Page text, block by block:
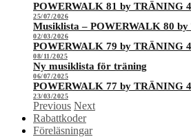
POWERWALK 81 by TRÄNING
25/07/2026
Musiklista – POWERWALK 80
02/03/2026
POWERWALK 79 by TRÄNING
08/11/2025
Ny musiklista för träning
06/07/2025
POWERWALK 77 by TRÄNING
23/03/2025
Previous Next
Rabattkoder
Föreläsningar